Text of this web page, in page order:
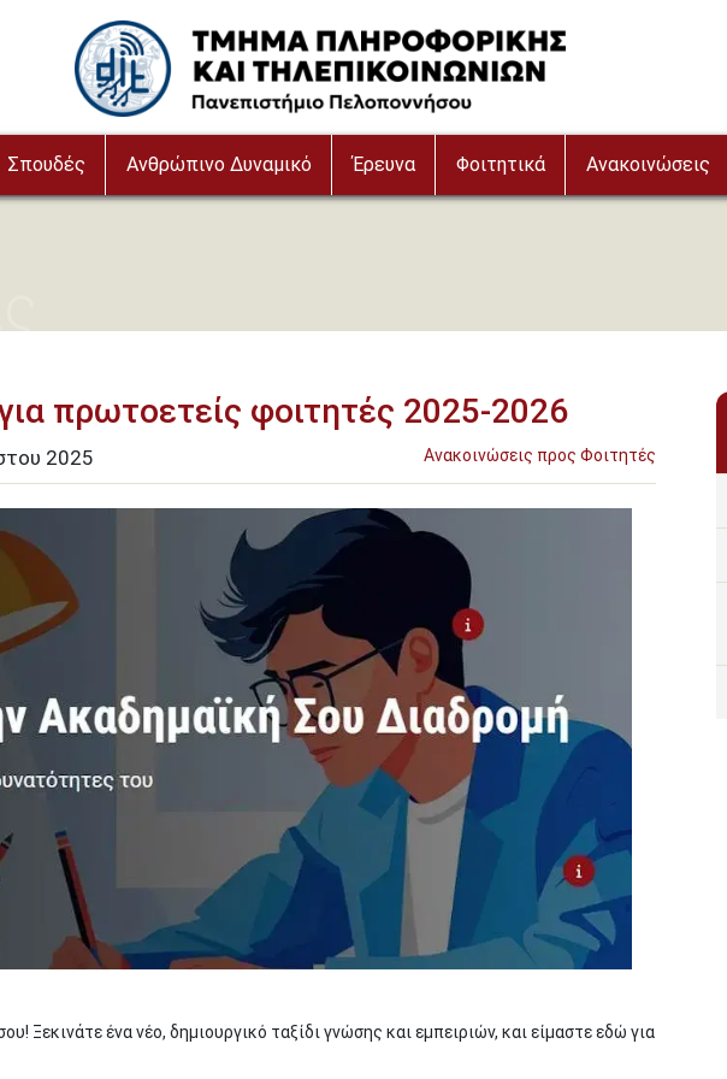
Image
Σπουδές Ανθρώπινο Δυναμικό Έρευνα Φοιτητικά Ανακοινώσεις
πρωτοετείς φοιτητές 2025-2026
Ανακοινώσεις προς Φοιτητές
2025
Ξεκινάτε ένα νέο, δημιουργικό ταξίδι γνώσης και εμπειριών, και είμαστε εδώ για